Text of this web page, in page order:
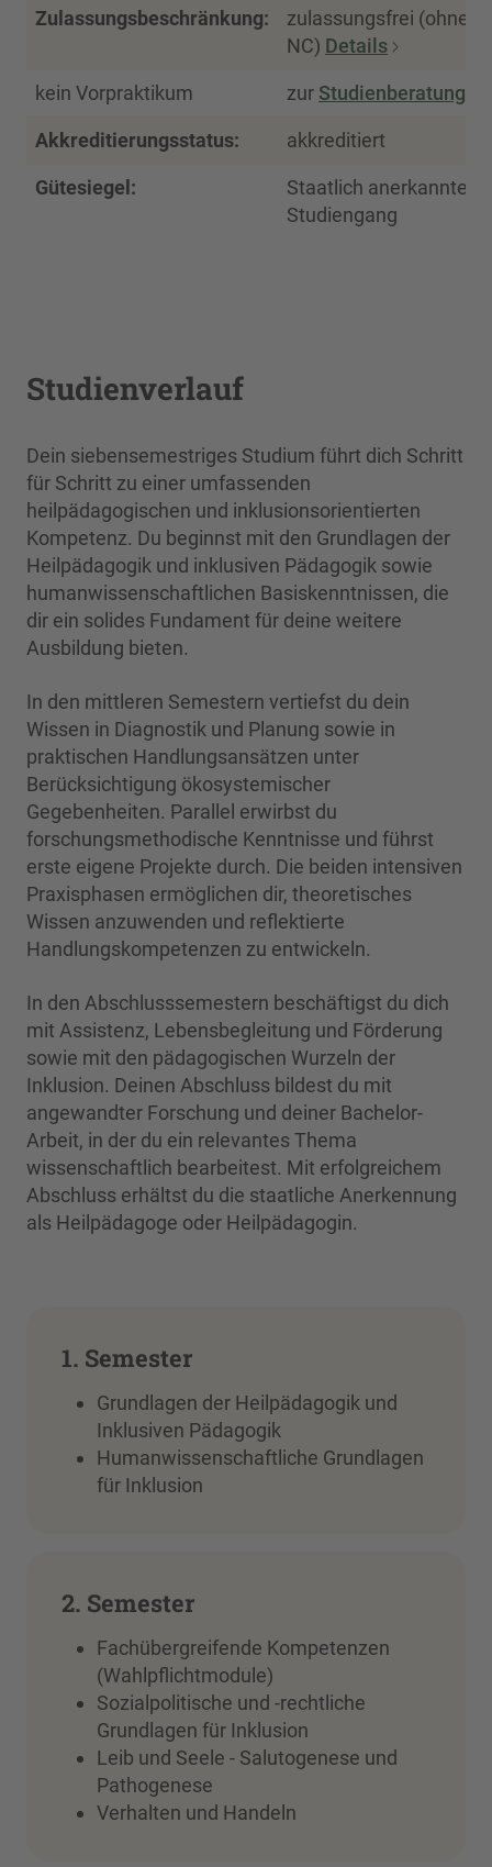
Zulassungsbeschränkung:
zulassungsfrei (ohne
NC) Details
kein Vorpraktikum zur Studienberatung
Akkreditierungsstatus: akkreditiert
Gütesiegel:
Staatlich anerkannter
Studiengang
Studienverlauf
Dein siebensemestriges Studium führt dich Schritt
für Schritt zu einer umfassenden
heilpädagogischen und inklusionsorientierten
Kompetenz. Du beginnst mit den Grundlagen der
Heilpädagogik und inklusiven Pädagogik sowie
humanwissenschaftlichen Basiskenntnissen, die
dir ein solides Fundament für deine weitere
Ausbildung bieten.
In den mittleren Semestern vertiefst du dein
Wissen in Diagnostik und Planung sowie in
praktischen Handlungsansätzen unter
Berücksichtigung ökosystemischer
Gegebenheiten. Parallel erwirbst du
forschungsmethodische Kenntnisse und führst
erste eigene Projekte durch. Die beiden intensiven
Praxisphasen ermöglichen dir, theoretisches
Wissen anzuwenden und reflektierte
Handlungskompetenzen zu entwickeln.
In den Abschlusssemestern beschäftigst du dich
mit Assistenz, Lebensbegleitung und Förderung
sowie mit den pädagogischen Wurzeln der
Inklusion. Deinen Abschluss bildest du mit
angewandter Forschung und deiner Bachelor-
Arbeit, in der du ein relevantes Thema
wissenschaftlich bearbeitest. Mit erfolgreichem
Abschluss erhältst du die staatliche Anerkennung
als Heilpädagoge oder Heilpädagogin.
1. Semester
Grundlagen der Heilpädagogik und
Inklusiven Pädagogik
Humanwissenschaftliche Grundlagen
für Inklusion
2. Semester
Fachübergreifende Kompetenzen
(Wahlpflichtmodule)
Sozialpolitische und -rechtliche
Grundlagen für Inklusion
Leib und Seele - Salutogenese und
Pathogenese
Verhalten und Handeln